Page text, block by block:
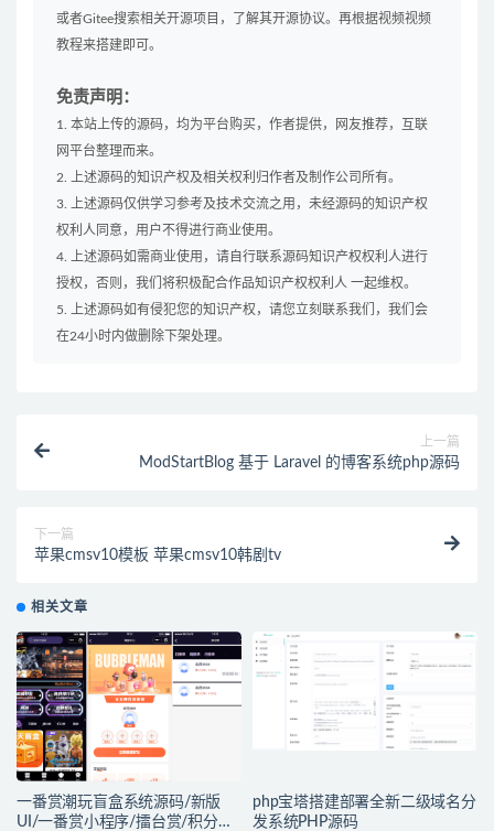
或者Gitee搜索相关开源项目，了解其开源协议。再根据视频视频
教程来搭建即可。
免责声明：
1. 本站上传的源码，均为平台购买，作者提供，网友推荐，互联
网平台整理而来。
2. 上述源码的知识产权及相关权利归作者及制作公司所有。
3. 上述源码仅供学习参考及技术交流之用，未经源码的知识产权
权利人同意，用户不得进行商业使用。
4. 上述源码如需商业使用，请自行联系源码知识产权权利人进行
授权，否则，我们将积极配合作品知识产权权利人 一起维权。
5. 上述源码如有侵犯您的知识产权，请您立刻联系我们，我们会
在24小时内做删除下架处理。
上一篇
ModStartBlog 基于 Laravel 的博客系统php源码
下一篇
苹果cmsv10模板 苹果cmsv10韩剧tv
相关文章
一番赏潮玩盲盒系统源码/新版
UI/一番赏小程序/擂台赏/积分赏/
php宝塔搭建部署全新二级域名分
发系统PHP源码